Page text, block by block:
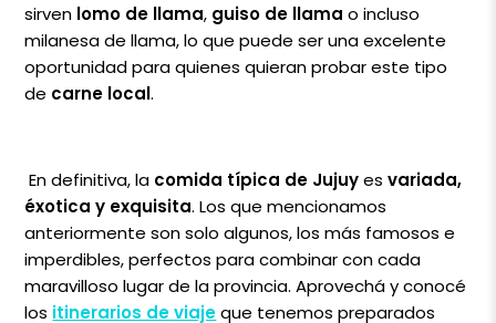
sirven lomo de llama, guiso de llama o incluso
milanesa de llama, lo que puede ser una excelente
oportunidad para quienes quieran probar este tipo
de carne local.
En definitiva, la comida típica de Jujuyesvariada,
éxotica y exquisita. Los que mencionamos
anteriormente son solo algunos, los más famosos e
imperdibles, perfectos para combinar con cada
maravilloso lugar de la provincia. Aprovechá y conocé
los itinerarios de viajeque tenemos preparados